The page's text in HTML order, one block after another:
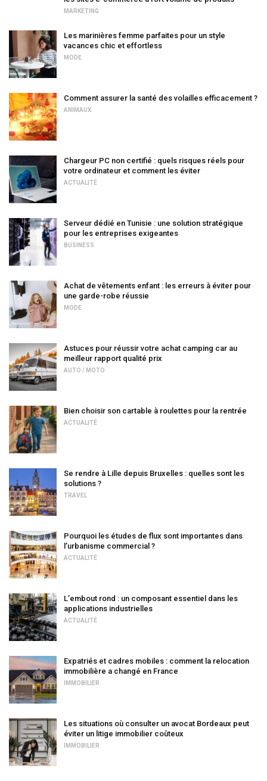
MARKETING
Les marinières femme parfaites pour un style
vacances chic et effortless
MODE
Comment assurer la santé des volailles efficacement ?
ANIMAUX
Chargeur PC non certifié : quels risques réels pour
votre ordinateur et comment les éviter
ACTUALITÉ
Serveur dédié en Tunisie : une solution stratégique
pour les entreprises exigeantes
BUSINESS
Achat de vêtements enfant : les erreurs à éviter pour
une garde-robe réussie
MODE
Astuces pour réussir votre achat camping car au
meilleur rapport qualité prix
AUTO / MOTO
Bien choisir son cartable à roulettes pour la rentrée
ACTUALITÉ
Se rendre à Lille depuis Bruxelles : quelles sont les
solutions ?
TRAVEL
Pourquoi les études de flux sont importantes dans
l’urbanisme commercial ?
ACTUALITÉ
L’embout rond : un composant essentiel dans les
applications industrielles
ACTUALITÉ
Expatriés et cadres mobiles : comment la relocation
immobilière a changé en France
IMMOBILIER
Les situations où consulter un avocat Bordeaux peut
éviter un litige immobilier coûteux
IMMOBILIER